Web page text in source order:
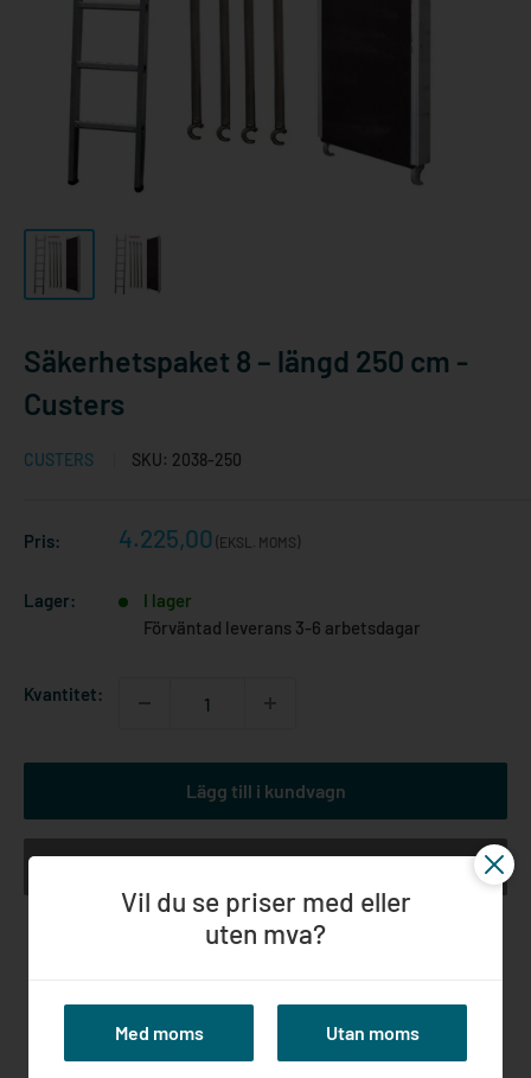
Säkerhetspaket 8 – längd 250 cm -
Custers
CUSTERS SKU: 2038-250
Pris: Reapris
4.225,00 (EKSL. MOMS)
Lager:
I lager
Förväntad leverans 3-6 arbetsdagar
Kvantitet:
Lägg till i kundvagn
Snabba och säkra leveranser i hela
Högkvalitativa produkter
Vil du se priser med eller
uten mva?
Med moms Utan moms